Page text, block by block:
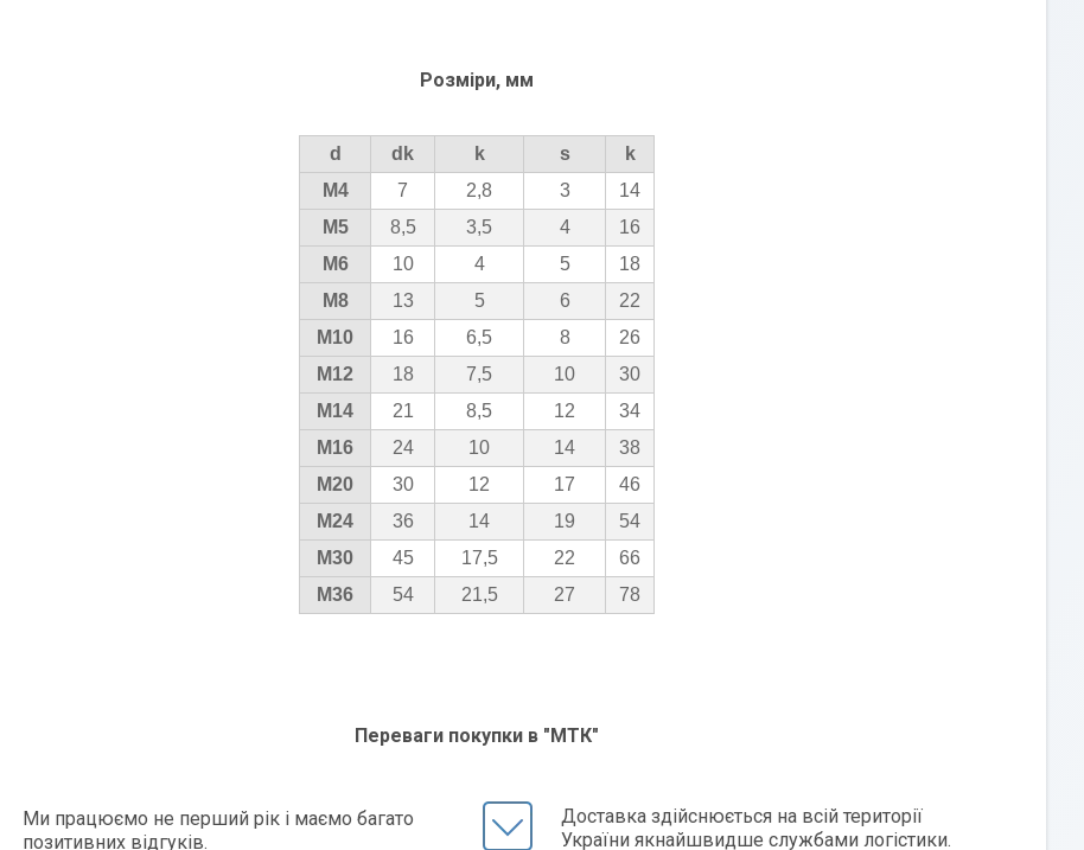
Розміри, мм
d dk k s
k
М4
7 2,8 3
14
М5
8,5 3,5 4
16
М6
10 4 5
18
М8
13 5 6
22
М10
16 6,5 8
26
М12
18 7,5 10
30
М14
21 8,5 12
34
М16
24 10 14
38
М20
30 12 17
46
М24
36 14 19
54
М30
45 17,5 22
66
М36
54 21,5 27 78
Переваги покупки в "МТК"
Ми працюємо не перший рік і маємо багато
позитивних відгуків.
Доставка здійснюється на всій території
України якнайшвидше службами логістики.